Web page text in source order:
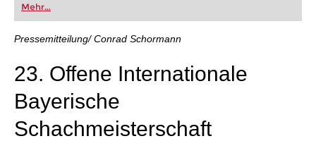
FRITZ trainieren Sie effizienter, intelligenter und
individueller als je zuvor.
Mehr...
Pressemitteilung/ Conrad Schormann
23. Offene Internationale
Bayerische
Schachmeisterschaft